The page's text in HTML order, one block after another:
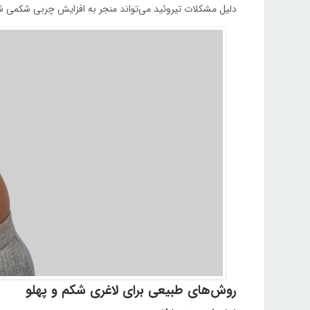
دلیل مشکلات تیروئید می‌تواند منجر به افزایش چربی شکمی
روش‌های طبیعی برای لاغری شکم و پهلو